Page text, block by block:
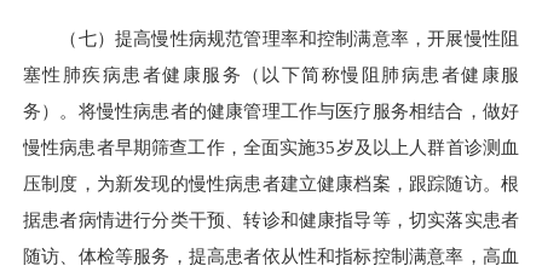
（七）提高慢性病规范管理率和控制满意率，开展慢性阻
塞性肺疾病患者健康服务（以下简称慢阻肺病患者健康服
务）。将慢性病患者的健康管理工作与医疗服务相结合，做好
慢性病患者早期筛查工作，全面实施35岁及以上人群首诊测血
压制度，为新发现的慢性病患者建立健康档案，跟踪随访。根
据患者病情进行分类干预、转诊和健康指导等，切实落实患者
随访、体检等服务，提高患者依从性和指标控制满意率，高血